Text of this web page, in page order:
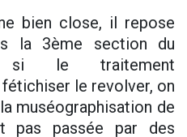
bien close, il repose
la 3ème section du
si le traitement
le revolver, on
muséographisation de
pas passée par des